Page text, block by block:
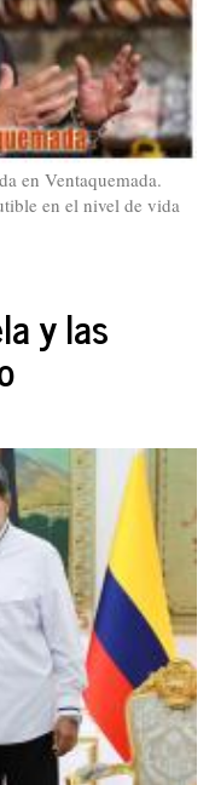
en Ventaquemada.
en el nivel de vida
y las